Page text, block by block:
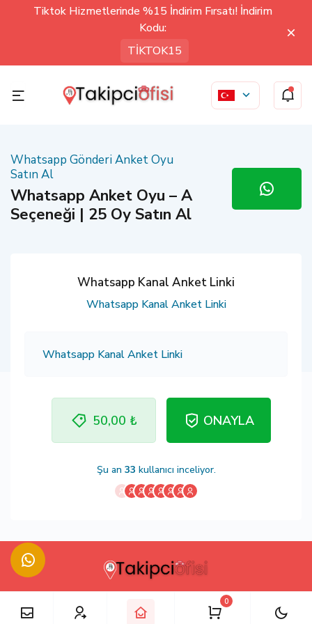
Tiktok Hizmetlerinde %15 İndirim Fırsatı! İndirim
Kodu:
TİKTOK15
0
Whatsapp Gönderi Anket Oyu
Satın Al
Whatsapp Anket Oyu – A
Seçeneği | 25 Oy Satın Al
Whatsapp Kanal Anket Linki
Whatsapp Kanal Anket Linki
50,00 ₺ ONAYLA
Şu an 33 kullanıcı inceliyor.